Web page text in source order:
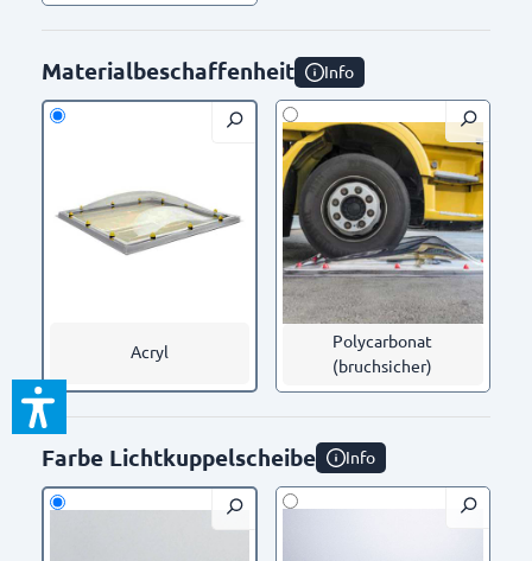
Materialbeschaffenheit Info
Acryl
Polycarbonat
(bruchsicher)
Farbe Lichtkuppelscheibe Info